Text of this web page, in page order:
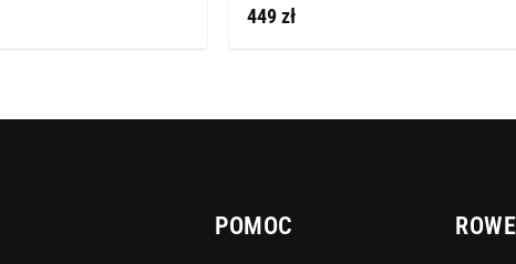
449 zł
POMOC